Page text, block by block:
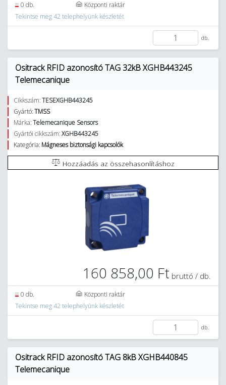
0 db.
Központi raktár
Tekintse meg 42 telephelyünk készletét
db.
Ositrack RFID azonosító TAG 32kB XGHB443245
Telemecanique
Cikkszám:TESEXGHB443245
Gyártó:TMSS
Márka:Telemecanique Sensors
Gyártói cikkszám:XGHB443245
Kategória: Mágneses biztonsági kapcsolók
Hozzáadás az összehasonlításhoz
160 858,00 Ft bruttó / db.
0 db.
Központi raktár
Tekintse meg 42 telephelyünk készletét
db.
Ositrack RFID azonosító TAG 8kB XGHB440845
Telemecanique